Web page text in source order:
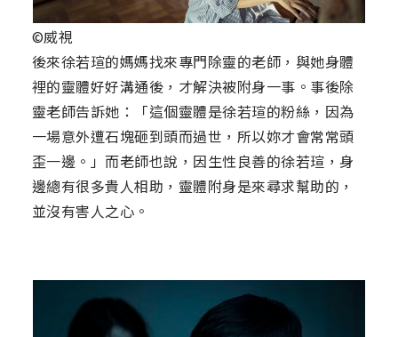
©威視
後來徐若瑄的媽媽找來專門除靈的老師，與她身體
裡的靈體好好溝通後，才解決被附身一事。事後除
靈老師告訴她：「這個靈體是徐若瑄的粉絲，因為
一場意外遭石塊砸到頭而過世，所以妳才會常常頭
歪一邊。」而老師也說，因生性良善的徐若瑄，身
邊總有很多貴人相助，靈體附身是來尋求幫助的，
並沒有害人之心。